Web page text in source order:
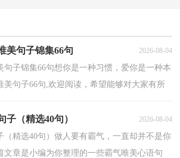
美句子锦集66句 2026-08-04
句子锦集66句想你是一种习惯，爱你是一种本
美句子66句,欢迎阅读，希望能够对大家有所
子（精选40句） 2026-08-04
（精选40句）做人要有霸气，一直却并不是你
文章是小编为你整理的一些霸气唯美心语句